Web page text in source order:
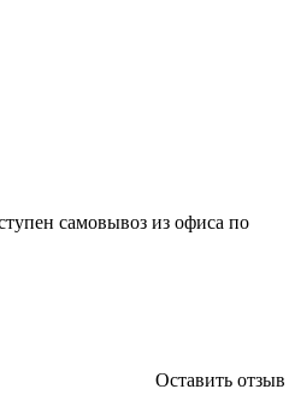
самовывоз из офиса по
Оставить отзыв